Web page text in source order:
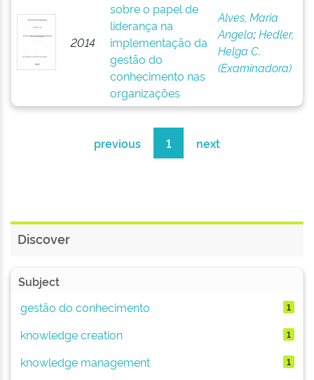
2014
sobre o papel de
liderança na
implementação da
gestão do
conhecimento nas
organizações
Alves, Maria
Angela;Hedler,
Helga C.
(Examinadora)
previous 1 next
Discover
Subject
gestão do conhecimento
1
knowledge creation 1
knowledge management 1